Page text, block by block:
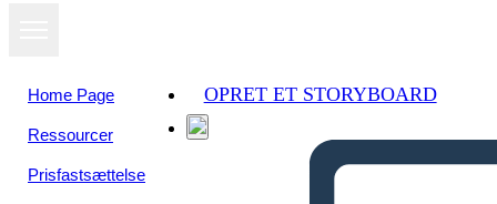
Home Page
Ressourcer
Prisfastsættelse
OPRET ET STORYBOARD